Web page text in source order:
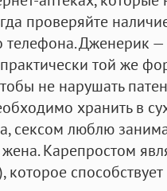
проверяйте
телефона. Дженерик
той же
не нарушать
хранить в
сексом люблю
Карепростом
которое